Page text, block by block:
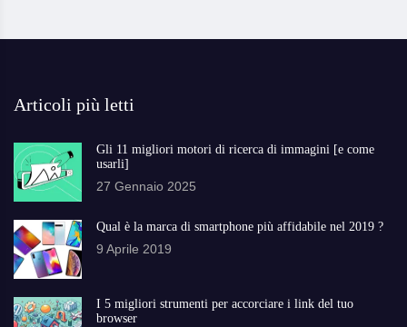
Articoli più letti
Gli 11 migliori motori di ricerca di immagini [e come
usarli]
27 Gennaio 2025
Qual è la marca di smartphone più affidabile nel 2019 ?
9 Aprile 2019
I 5 migliori strumenti per accorciare i link del tuo
browser